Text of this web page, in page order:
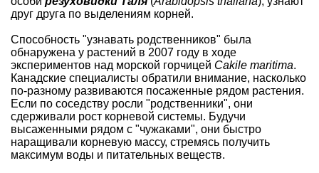
друг друга по выделениям корней.
Способность "узнавать родственников" была
обнаружена у растений в 2007 году в ходе
экспериментов над морской горчицей Cakile maritima.
Канадские специалисты обратили внимание, насколько
по-разному развиваются посаженные рядом растения.
Если по соседству росли "родственники", они
сдерживали рост корневой системы. Будучи
высаженными рядом с "чужаками", они быстро
наращивали корневую массу, стремясь получить
максимум воды и питательных веществ.